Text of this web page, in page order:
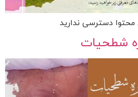
دسترسی ندارید
شطحیات